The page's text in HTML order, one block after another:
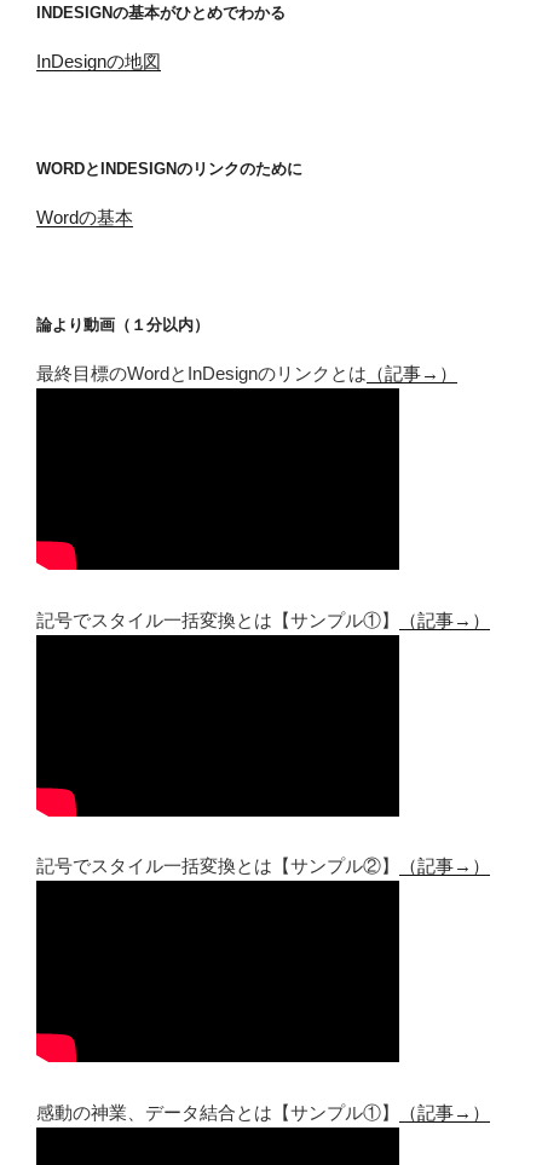
INDESIGNの基本がひとめでわかる
InDesignの地図
WORDとINDESIGNのリンクのために
Wordの基本
論より動画（１分以内）
最終目標のWordとInDesignのリンクとは （記事→）
記号でスタイル一括変換とは【サンプル①】 （記事→）
記号でスタイル一括変換とは【サンプル②】 （記事→）
感動の神業、データ結合とは【サンプル①】 （記事→）